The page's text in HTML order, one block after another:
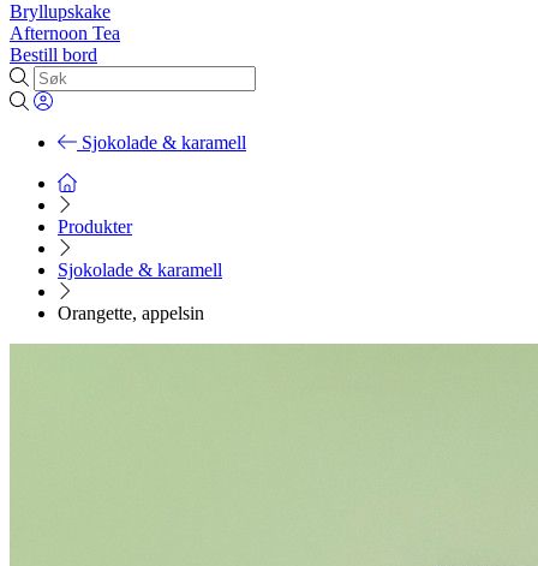
Bryllupskake
Afternoon Tea
Bestill bord
Sjokolade & karamell
Produkter
Sjokolade & karamell
Orangette, appelsin